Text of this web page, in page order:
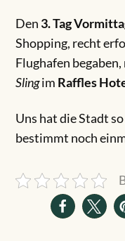
Den 3. Tag
Shopping, recht
Flughafen
Slingim Raffles
Uns hat die Stadt
bestimmt noch